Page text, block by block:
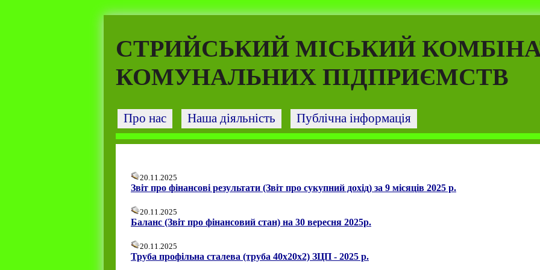
СТРИЙСЬКИЙ МІСЬКИЙ
КОМУНАЛЬНИХ ПІДПРИЄМСТВ
Про нас Наша діяльність Публічна інформація
20.11.2025
Звіт про фінансові результати (Звіт про сукупний дохід) за 9 місяців 2025 р.
20.11.2025
Баланс (Звіт про фінансовий стан) на 30 вересня 2025р.
20.11.2025
Труба профільна сталева (труба 40х20х2) ЗЦП - 2025 р.